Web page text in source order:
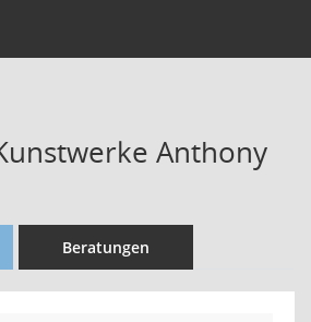
Anthony
Beratungen